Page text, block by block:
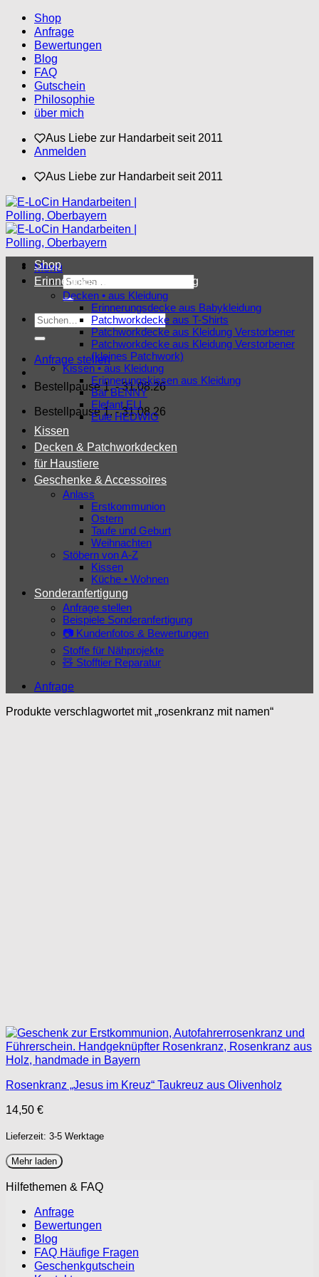
Zum
Inhalt
springen
Shop
Anfrage
Bewertungen
Blog
FAQ
Gutschein
Philosophie
über mich
Aus Liebe zur Handarbeit seit 2011
Anmelden
Aus Liebe zur Handarbeit seit 2011
Menü
Suchen
nach:
Suchen
nach:
Anfrage stellen
Bestellpause 1. - 31.08.26
Bestellpause 1. - 31.08.26
Shop
Erinnerungsstücke aus Kleidung
Decken • aus Kleidung
Erinnerungsdecke aus Babykleidung
Patchworkdecke aus T-Shirts
Patchworkdecke aus Kleidung Verstorbener
Patchworkdecke aus Kleidung Verstorbener
(kleines Patchwork)
Kissen • aus Kleidung
Erinnerungskissen aus Kleidung
Bär BENNY
Elefant ELI
Eule HEDWIG
Kissen
Decken & Patchworkdecken
für Haustiere
Geschenke & Accessoires
Anlass
Erstkommunion
Ostern
Taufe und Geburt
Weihnachten
Stöbern von A-Z
Kissen
Küche • Wohnen
Sonderanfertigung
Anfrage stellen
Beispiele Sonderanfertigung
📷 Kundenfotos & Bewertungen
Stoffe für Nähprojekte
🧸 Stofftier Reparatur
Anfrage
Produkte verschlagwortet mit „rosenkranz mit namen“
Rosenkranz „Jesus im Kreuz“ Taukreuz aus Olivenholz
14,50 €
Lieferzeit: 3-5 Werktage
Mehr laden
Hilfethemen & FAQ
Anfrage
Bewertungen
Blog
FAQ Häufige Fragen
Geschenkgutschein